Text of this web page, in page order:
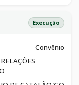
Execução
Convênio